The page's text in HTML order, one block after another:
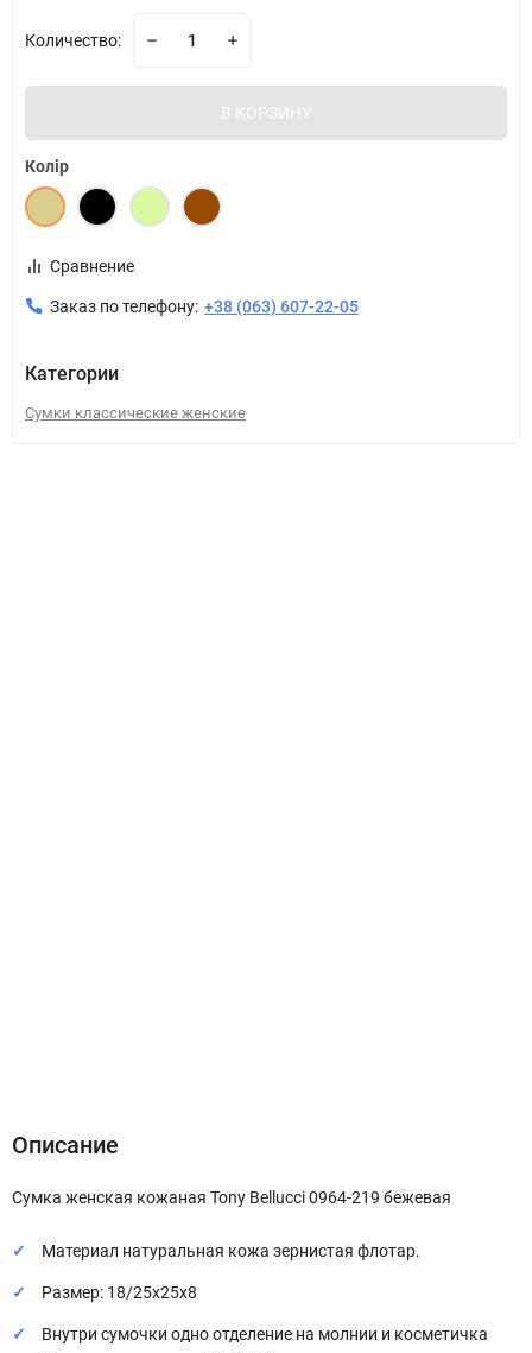
Количество:
В КОРЗИНУ
Колір
Сравнение
Заказ по телефону: +38 (063) 607-22-05
Категории
Сумки классические женские
Описание
Сумка женская кожаная Tony Bellucci 0964-219 бежевая
Материал натуральная кожа зернистая флотар.
Размер: 18/25х25х8
Внутри сумочки одно отделение на молнии и косметичка